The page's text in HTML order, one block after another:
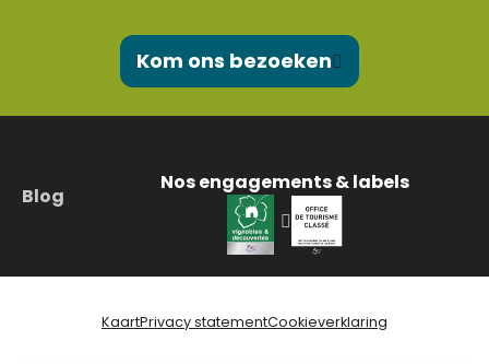
Kom ons bezoeken
Blog
Nos engagements & labels
KaartPrivacy statementCookieverklaring